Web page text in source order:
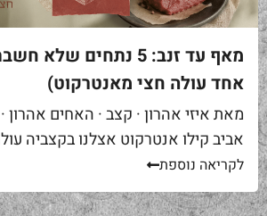
מאף עד זנב: 5 נתחים
אחד עולה חצי מאנטרקוט)
מאת איזי אהרון · קצב · האחים
ל-₪220. מחיר יפה – וגם מוצדק, כי זה...
לקריאה נוספת